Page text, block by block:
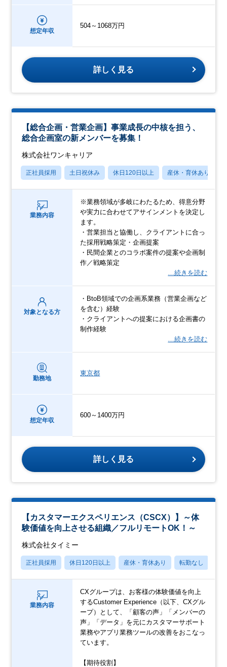
想定年収
504～1068万円
詳しく見る
【総合企画・営業企画】事業成長の中核を担う、
総合企画室の新メンバーを募集！
株式会社ワンキャリア
正社員採用 土日祝休み 休日120日以上 産休・育休あり
業務内容
※業務領域が多岐にわたるため、得意分野
や実力に合わせてアサインメントを決定し
ます。
・営業担当と協働し、クライアントに合っ
た採用戦略策定・企画提案
・民間企業とのコラボ案件の提案や企画制
作／戦略策定
…続きを読む
対象となる方
・BtoB領域での企画系業務（営業企画など
を含む）経験
・クライアントへの提案における企画書の
制作経験
…続きを読む
勤務地
東京都
想定年収
600～1400万円
詳しく見る
【カスタマーエクスペリエンス（CSCX）】～体
験価値を向上させる組織／フルリモートOK！～
株式会社タイミー
正社員採用 休日120日以上 産休・育休あり 転勤なし
業務内容
CXグループは、お客様の体験価値を向上
するCustomer Experience（以下、CXグル
ープ）として、「顧客の声」「メンバーの
声」「データ」を元にカスタマーサポート
業務やアプリ業務ツールの改善をおこなっ
ています。
【期待役割】